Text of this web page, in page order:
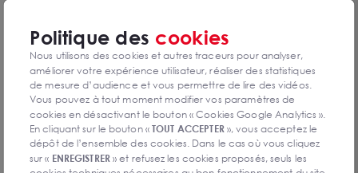
Choisir un local commercial
à Mérignac : les avantages
Mérignac offre un emplacement stratégique, à la fois proche
de Bordeaux et parfaitement desservi par l’aéroport
international, le tramway et les grands axes routiers. Cette
accessibilité exceptionnelle facilite vos échanges
professionnels et attire une clientèle diversifiée, idéale pour
dynamiser votre activité.
Politique des cookies
Nous utilisons des cookies et autres traceurs pour analyser,
améliorer votre expérience utilisateur, réaliser des statistiques
de mesure d’audience et vous permettre de lire des vidéos.
Vous pouvez à tout moment modifier vos paramètres de
cookies en désactivant le bouton « Cookies Google Analytics ».
En cliquant sur le bouton «TOUT ACCEPTER», vous acceptez le
dépôt de l’ensemble des cookies. Dans le cas où vous cliquez
sur « ENREGISTRER» et refusez les cookies proposés, seuls les